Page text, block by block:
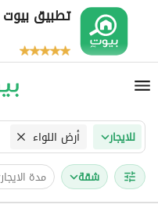
تطبيق بيوت
للايجار أرض اللواء
شقة مدة الايجار